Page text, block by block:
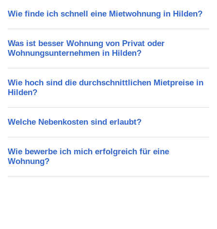
Wie finde ich schnell eine Mietwohnung in Hilden?
Was ist besser Wohnung von Privat oder
Wohnungsunternehmen in Hilden?
Wie hoch sind die durchschnittlichen Mietpreise in
Hilden?
Welche Nebenkosten sind erlaubt?
Wie bewerbe ich mich erfolgreich für eine
Wohnung?